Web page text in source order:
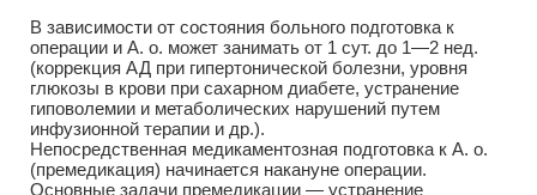
В зависимости от состояния больного подготовка к
операции и А. о. может занимать от 1 сут. до 1—2 нед.
(коррекция АД при гипертонической болезни, уровня
глюкозы в крови при сахарном диабете, устранение
гиповолемии и метаболических нарушений путем
инфузионной терапии и др.).
Непосредственная медикаментозная подготовка к А. о.
(премедикация) начинается накануне операции.
Основные задачи премедикации — устранение